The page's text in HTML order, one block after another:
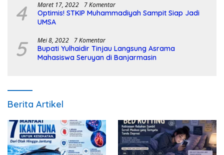
4 Maret 17, 2022 7 Komentar
Optimis! STKIP Muhammadiyah Sampit Siap Jadi
UMSA
5 Mei 8, 2022 7 Komentar
Bupati Yulhaidir Tinjau Langsung Asrama
Mahasiswa Seruyan di Banjarmasin
Berita Artikel